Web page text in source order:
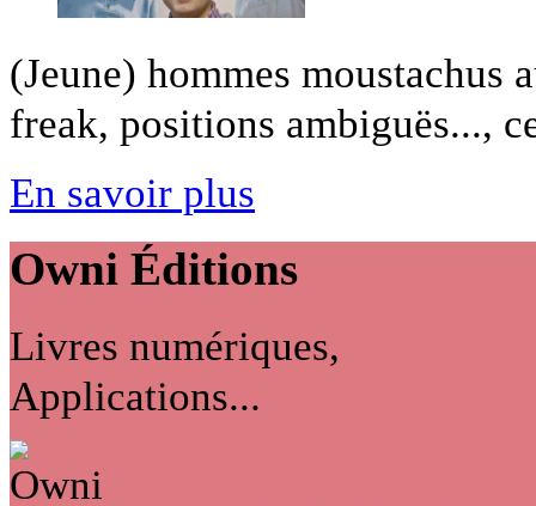
(Jeune) hommes moustachus
freak, positions ambiguës...,
En savoir plus
Owni Éditions
Livres numériques,
Applications...